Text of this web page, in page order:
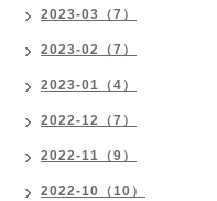
2023-03（7）
2023-02（7）
2023-01（4）
2022-12（7）
2022-11（9）
2022-10（10）